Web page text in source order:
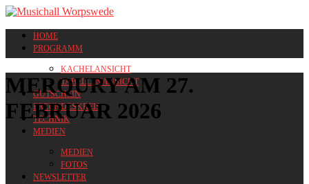
HOME
PROGRAMM
KACHELANSICHT
TABELLENANSICHT
GUTSCHEIN
FREUNDESKREIS
TECHNIK
MEDIEN
MEDIEN
FOTOS
NEWSLETTER
MERQURY AM 27.
FEBRUAR 2026